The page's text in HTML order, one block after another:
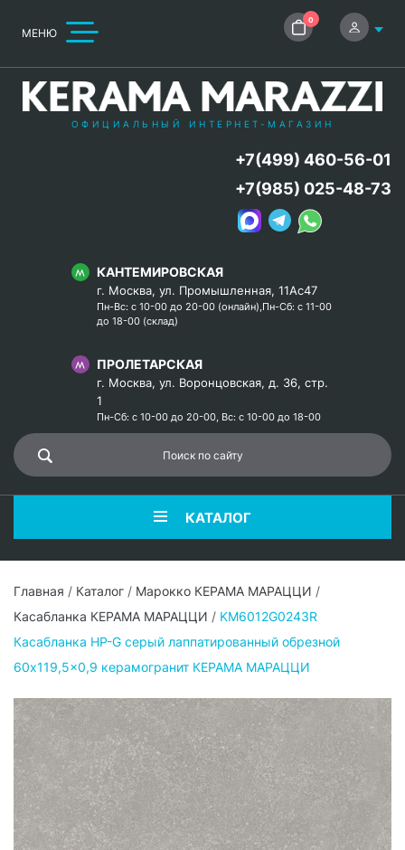
МЕНЮ
0
ОФИЦИАЛЬНЫЙ ИНТЕРНЕТ-МАГАЗИН
КАНТЕМИРОВСКАЯ
г. Москва, ул. Промышленная, 11Ас47
Пн-Вс: с 10-00 до 20-00 (онлайн),Пн-Сб: с 11-00
до 18-00 (склад)
ПРОЛЕТАРСКАЯ
г. Москва, ул. Воронцовская, д. 36, стр.
1
Пн-Сб: с 10-00 до 20-00, Вс: с 10-00 до 18-00
+7(499) 460-56-01
+7(985) 025-48-73
КАТАЛОГ
Главная / Каталог / Марокко КЕРАМА МАРАЦЦИ /
Касабланка КЕРАМА МАРАЦЦИ / KM6012G0243R
Касабланка HP-G серый лаппатированный обрезной
60x119,5x0,9 керамогранит КЕРАМА МАРАЦЦИ